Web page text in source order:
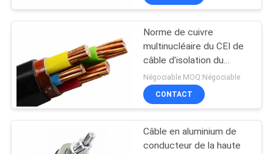
SHOW
PROPOS
NOUS
Norme de cuivre
multinucléaire du CEI de
câble d'isolation du
conducteur XLPE de
N2XY-0.6/1KV
Négociable MOQ:Négociable
CONTACT
Câble en aluminium de
conducteur de la haute